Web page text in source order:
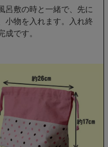
呂敷の時と一緒で、先に
小物を入れます。入れ終
成です。